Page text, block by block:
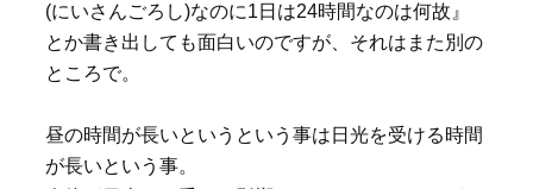
(にいさんごろし)なのに1日は24時間なのは何故』
とか書き出しても面白いのですが、それはまた別の
ところで。
昼の時間が長いというという事は日光を受ける時間
が長いという事。